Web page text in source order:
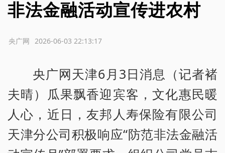
非法金融活动宣传进农村
2026-06-03 22:13:17
央广网
央广网天津6月3日消息（记者褚
夫晴）瓜果飘香迎宾客，文化惠民暖
人心，近日，友邦人寿保险有限公司
天津分公司积极响应“防范非法金融活